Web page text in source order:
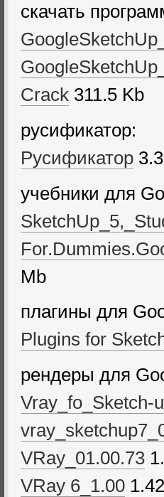
скачать
Crack 311.5 Kb
русификатор:
Русификатор
учебники для
Mb
плагины для
Plugins for
рендеры для
Vray_fo_Sketch-
VRay_01.00.73
VRay 6_1.00